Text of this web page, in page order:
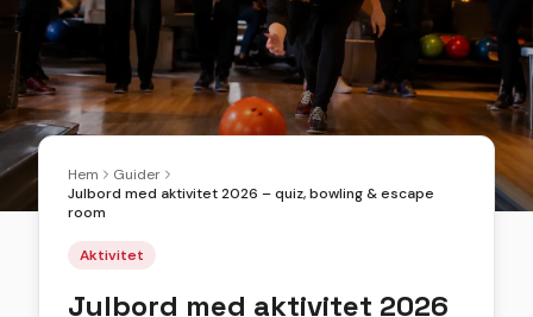
Hem
Guider
Julbord med aktivitet 2026 – quiz, bowling & escape
room
Aktivitet
Julbord med aktivitet 2026